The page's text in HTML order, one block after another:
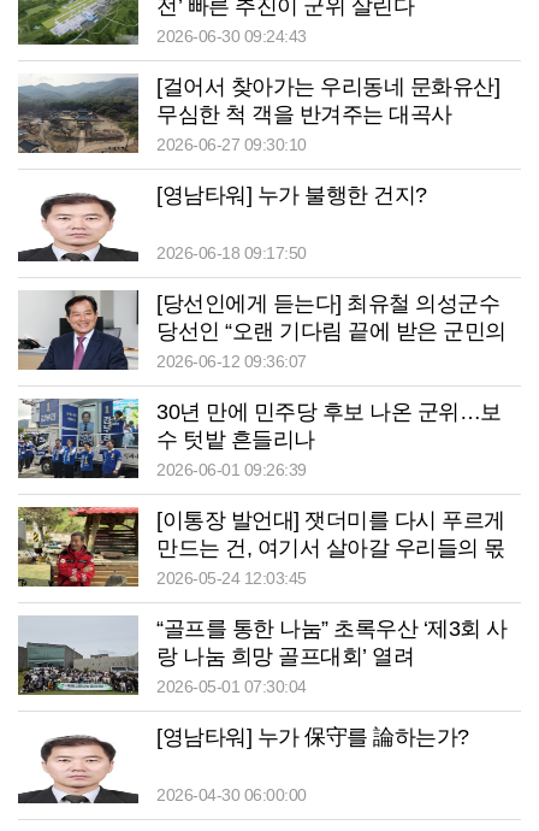
전’ 빠른 추진이 군위 살린다
2026-06-30 09:24:43
[걸어서 찾아가는 우리동네 문화유산]
무심한 척 객을 반겨주는 대곡사
2026-06-27 09:30:10
[영남타워] 누가 불행한 건지?
2026-06-18 09:17:50
[당선인에게 듣는다] 최유철 의성군수
당선인 “오랜 기다림 끝에 받은 군민의
선택, 기쁨보다 책임감이 앞서”
2026-06-12 09:36:07
30년 만에 민주당 후보 나온 군위…보
수 텃밭 흔들리나
2026-06-01 09:26:39
[이통장 발언대] 잿더미를 다시 푸르게
만드는 건, 여기서 살아갈 우리들의 몫
2026-05-24 12:03:45
“골프를 통한 나눔” 초록우산 ‘제3회 사
랑 나눔 희망 골프대회’ 열려
2026-05-01 07:30:04
[영남타워] 누가 保守를 論하는가?
2026-04-30 06:00:00